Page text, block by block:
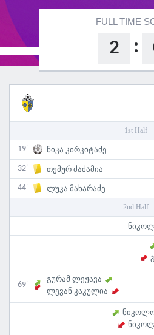
FULL TIME
2 :
1st Half
19' ნიკა კირკიტაძე
32' თემურ ძაძამია
44' ლუკა მახარაძე
2nd Half
69'
გურამ ლეჟავა
ლევან კაკულია